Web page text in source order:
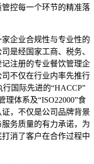
控每一个环节的精准落
企业合规性与专业性的
是经国家工商、税务、
注册的专业餐饮管理企
不仅在行业内率先推行
国际先进的“HACCP”
理体系及“ISO22000”食
，不仅是公司品牌背景
务质量的有力承诺，为
消了客户在合作过程中